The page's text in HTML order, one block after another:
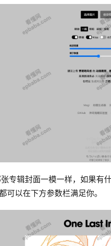
专辑封面一模一样，如果有
可以在下方参数栏满足你。